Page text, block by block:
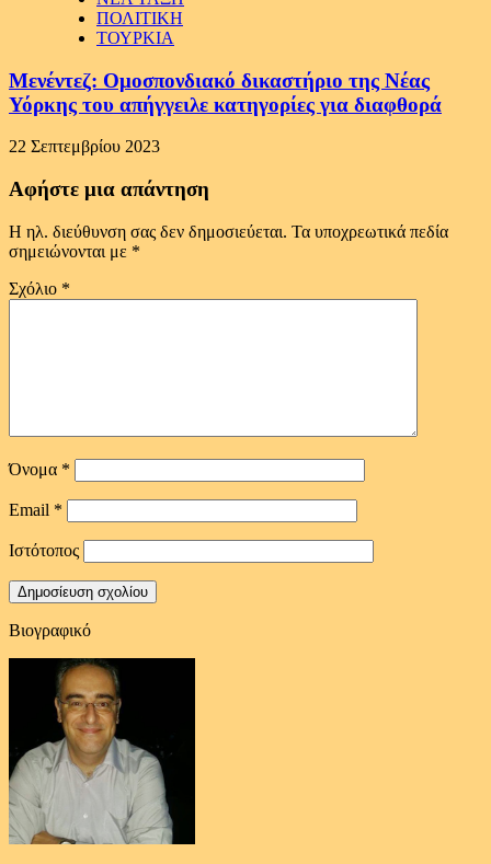
ΠΟΛΙΤΙΚΗ
ΤΟΥΡΚΙΑ
Μενέντεζ: Ομοσπονδιακό δικαστήριο της Νέας
Υόρκης του απήγγειλε κατηγορίες για διαφθορά
22 Σεπτεμβρίου 2023
Αφήστε μια απάντηση
Η ηλ. διεύθυνση σας δεν δημοσιεύεται. Τα υποχρεωτικά πεδία
σημειώνονται με *
Σχόλιο *
Όνομα *
Email *
Ιστότοπος
Βιογραφικό